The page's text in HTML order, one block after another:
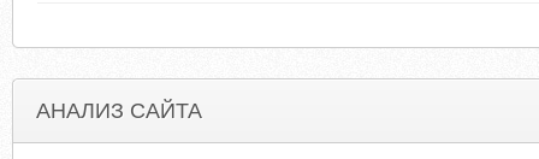
АНАЛИЗ САЙТА